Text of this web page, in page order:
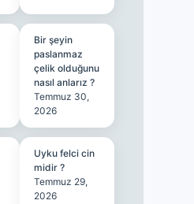
Bir şeyin
paslanmaz
çelik olduğunu
nasıl anlarız ?
Temmuz 30,
2026
Uyku felci cin
midir ?
Temmuz 29,
2026